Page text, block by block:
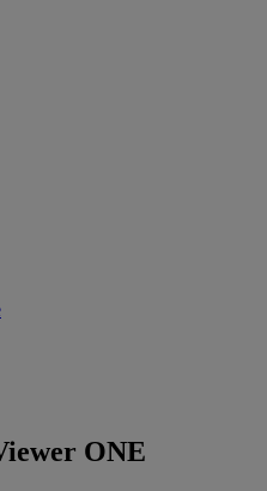
ONE